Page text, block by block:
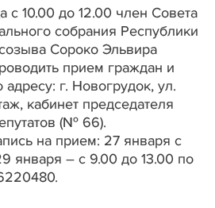
с 10.00 до 12.00 член Совета
собрания Республики
Сороко Эльвира
прием граждан и
г. Новогрудок, ул.
кабинет председателя
(№ 66).
на прием: 27 января с
января – с 9.00 до 13.00 по